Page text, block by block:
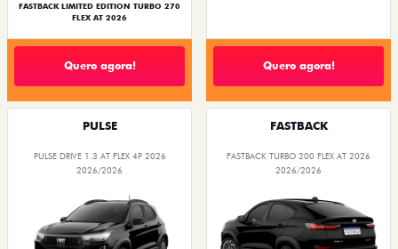
FASTBACK LIMITED EDITION TURBO 270
FLEX AT 2026
Quero agora! Quero agora!
PULSE
PULSE DRIVE 1.3 AT FLEX 4P 2026
2026/2026
FASTBACK
FASTBACK TURBO 200 FLEX AT 2026
2026/2026